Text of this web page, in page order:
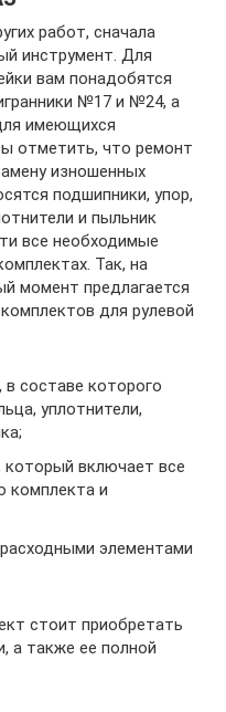
работ, сначала
инструмент. Для
вам понадобятся
№17 и №24, а
имеющихся
отметить, что ремонт
изношенных
подшипники, упор,
и пыльник
все необходимые
Так, на
момент предлагается
для рулевой
составе которого
уплотнители,
включает все
комплекта и
элементами
стоит приобретать
а также ее полной